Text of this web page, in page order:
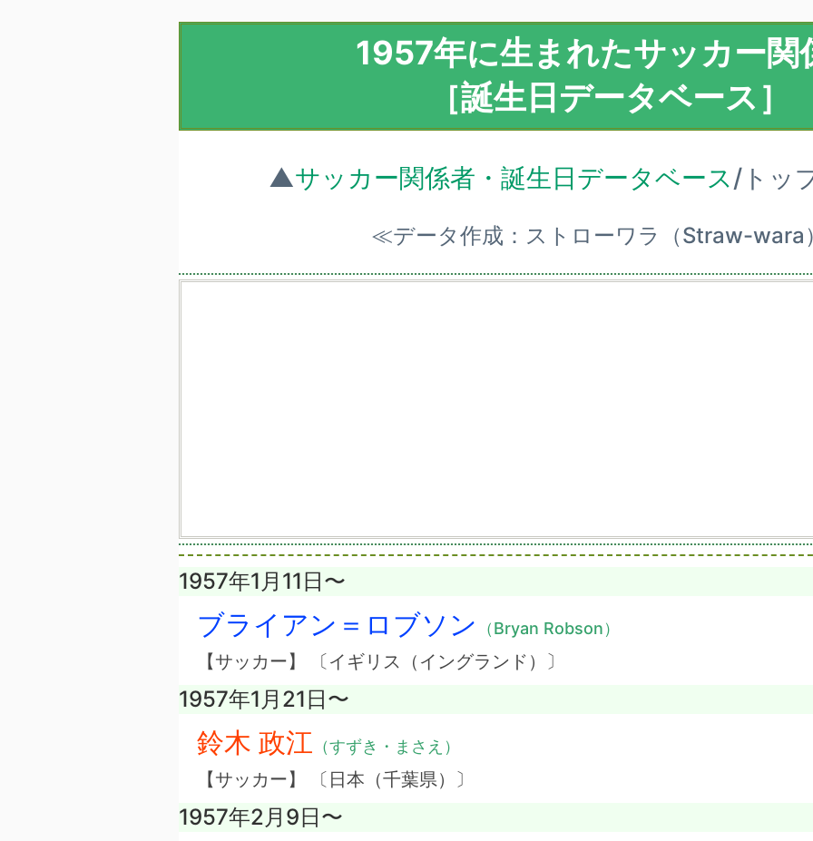
1957年に生まれたサッカー関
［誕生日データベース］
▲サッカー関係者・誕生日データベース/トッ
≪データ作成：ストローワラ（Straw-
1957年1月11日〜
ブライアン＝ロブソン （Bryan Robson）
【サッカー】 〔イギリス（イングランド）〕
1957年1月21日〜
鈴木 政江 （すずき・まさえ）
【サッカー】 〔日本（千葉県）〕
1957年2月9日〜